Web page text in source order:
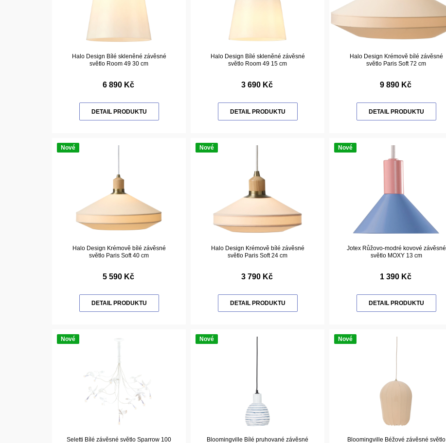
Halo Design Bílé skleněné závěsné
světlo Room 49 30 cm
6 890 Kč
DETAIL PRODUKTU
Halo Design Bílé skleněné závěsné
světlo Room 49 15 cm
3 690 Kč
DETAIL PRODUKTU
Halo Design Krémově bílé závěsné
světlo Paris Soft 72 cm
9 890 Kč
DETAIL PRODUKTU
Nové
Halo Design Krémově bílé závěsné
světlo Paris Soft 40 cm
5 590 Kč
DETAIL PRODUKTU
Nové
Halo Design Krémově bílé závěsné
světlo Paris Soft 24 cm
3 790 Kč
DETAIL PRODUKTU
Nové
Jotex Růžovo-modré kovové závěsné
světlo MOXY 13 cm
1 390 Kč
DETAIL PRODUKTU
Nové
Seletti Bílé závěsné světlo Sparrow 100
Nové
Bloomingville Bílé pruhované závěsné
Nové
Bloomingville Béžové závěsné světlo